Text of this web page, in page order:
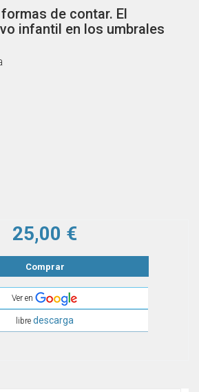
de contar. El
infantil en los umbrales
25,00 €
Comprar
Ver en
libre descarga